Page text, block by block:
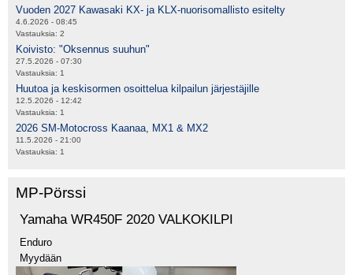
Vuoden 2027 Kawasaki KX- ja KLX-nuorisomallisto esitelty
4.6.2026 - 08:45
Vastauksia: 2
Koivisto: "Oksennus suuhun"
27.5.2026 - 07:30
Vastauksia: 1
Huutoa ja keskisormen osoittelua kilpailun järjestäjille
12.5.2026 - 12:42
Vastauksia: 1
2026 SM-Motocross Kaanaa, MX1 & MX2
11.5.2026 - 21:00
Vastauksia: 1
MP-Pörssi
Yamaha WR450F 2020 VALKOKILPI
Enduro
Myydään